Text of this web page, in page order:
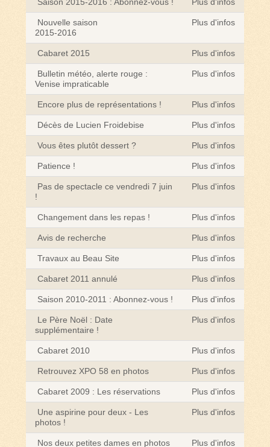
Nouvelle saison
2015-2016
Plus d'infos
Cabaret 2015 Plus d'infos
Bulletin météo, alerte rouge :
Venise impraticable
Plus d'infos
Encore plus de représentations ! Plus d'infos
Décès de Lucien Froidebise Plus d'infos
Vous êtes plutôt dessert ? Plus d'infos
Patience ! Plus d'infos
Pas de spectacle ce vendredi 7 juin
!
Plus d'infos
Changement dans les repas ! Plus d'infos
Avis de recherche Plus d'infos
Travaux au Beau Site Plus d'infos
Cabaret 2011 annulé Plus d'infos
Saison 2010-2011 : Abonnez-vous ! Plus d'infos
Le Père Noël : Date
supplémentaire !
Plus d'infos
Cabaret 2010 Plus d'infos
Retrouvez XPO 58 en photos Plus d'infos
Cabaret 2009 : Les réservations Plus d'infos
Une aspirine pour deux - Les
photos !
Plus d'infos
Nos deux petites dames en photos Plus d'infos